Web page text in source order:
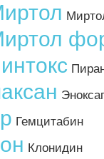
Гемцитабин
Клонидин